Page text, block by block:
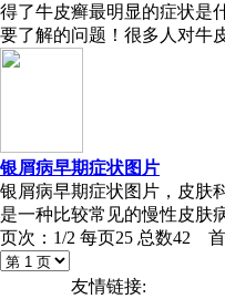
得了牛皮癣最明显的症状是
要了解的问题！很多人对牛
银屑病早期症状图片
银屑病早期症状图片，皮肤
是一种比较常见的慢性皮肤
页次：1/2 每页25 总数42
友情链接: